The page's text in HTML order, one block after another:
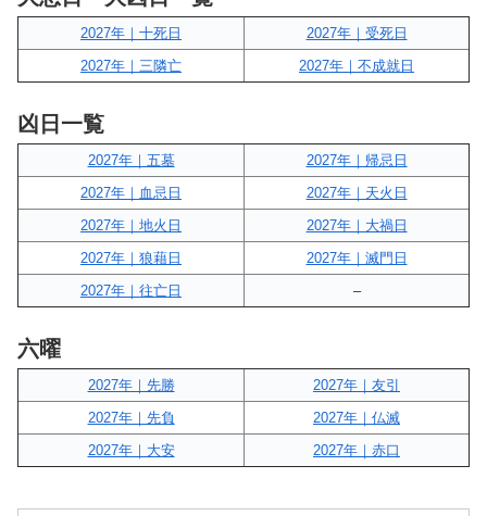
2027年｜十死日
2027年｜受死日
2027年｜三隣亡
2027年｜不成就日
凶日一覧
2027年｜五墓
2027年｜帰忌日
2027年｜血忌日
2027年｜天火日
2027年｜地火日
2027年｜大禍日
2027年｜狼藉日
2027年｜滅門日
2027年｜往亡日
–
六曜
2027年｜先勝
2027年｜友引
2027年｜先負
2027年｜仏滅
2027年｜大安
2027年｜赤口